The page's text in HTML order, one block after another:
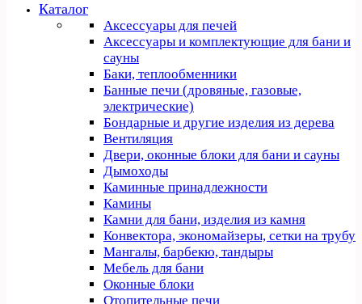
Каталог
Аксессуары для печей
Аксессуары и комплектующие для бани и
сауны
Баки, теплообменники
Банные печи (дровяные, газовые,
электрические)
Бондарные и другие изделия из дерева
Вентиляция
Двери, оконные блоки для бани и сауны
Дымоходы
Каминные принадлежности
Камины
Камни для бани, изделия из камня
Конвектора, экономайзеры, сетки на трубу
Мангалы, барбекю, тандыры
Мебель для бани
Оконные блоки
Отопительные печи